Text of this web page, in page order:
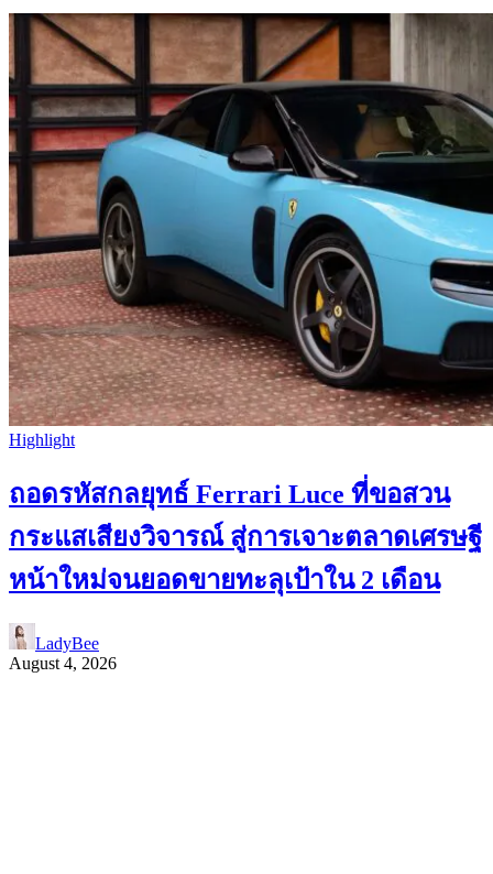
Highlight
ถอดรหัสกลยุทธ์ Ferrari Luce ที่ขอสวน
กระแสเสียงวิจารณ์ สู่การเจาะตลาดเศรษฐี
หน้าใหม่จนยอดขายทะลุเป้าใน 2 เดือน
LadyBee
August 4, 2026